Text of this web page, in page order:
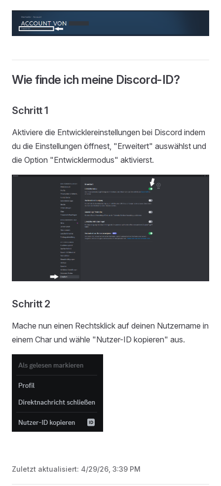
Wie finde ich meine Discord-ID?
Schritt 1
Aktiviere die Entwicklereinstellungen bei Discord indem
du die Einstellungen öffnest, "Erweitert" auswählst und
die Option "Entwicklermodus" aktivierst.
Schritt 2
Mache nun einen Rechtsklick auf deinen Nutzername in
einem Char und wähle "Nutzer-ID kopieren" aus.
Zuletzt aktualisiert: 4/29/26, 3:39 PM